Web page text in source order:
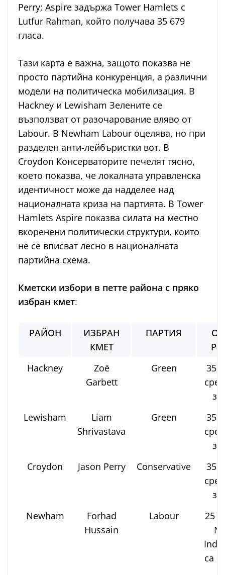
Perry; Aspire задържа Tower Hamlets с
Lutfur Rahman, който получава 35 679
гласа.
Тази карта е важна, защото показва не
просто партийна конкуренция, а различни
модели на политическа мобилизация. В
Hackney и Lewisham Зелените се
възползват от разочарование вляво от
Labour. В Newham Labour оцелява, но при
разделен анти-лейбъристки вот. В
Croydon Консерваторите печелят тясно,
което показва, че локалната управленска
идентичност може да надделее над
националната криза на партията. В Tower
Hamlets Aspire показва силата на местно
вкоренени политически структури, които
не се вписват лесно в националната
партийна схема.
Кметски избори в петте района с пряко
избран кмет:
РАЙОН
ИЗБРАН
КМЕТ
ПАРТИЯ
Hackney
Zoë
Garbett
Green
35
за
Lewisham
Liam
Shrivastava
Green
35
за
Croydon
Jason Perry Conservative
35
за
Newham
Forhad
Hussain
Labour
25
са